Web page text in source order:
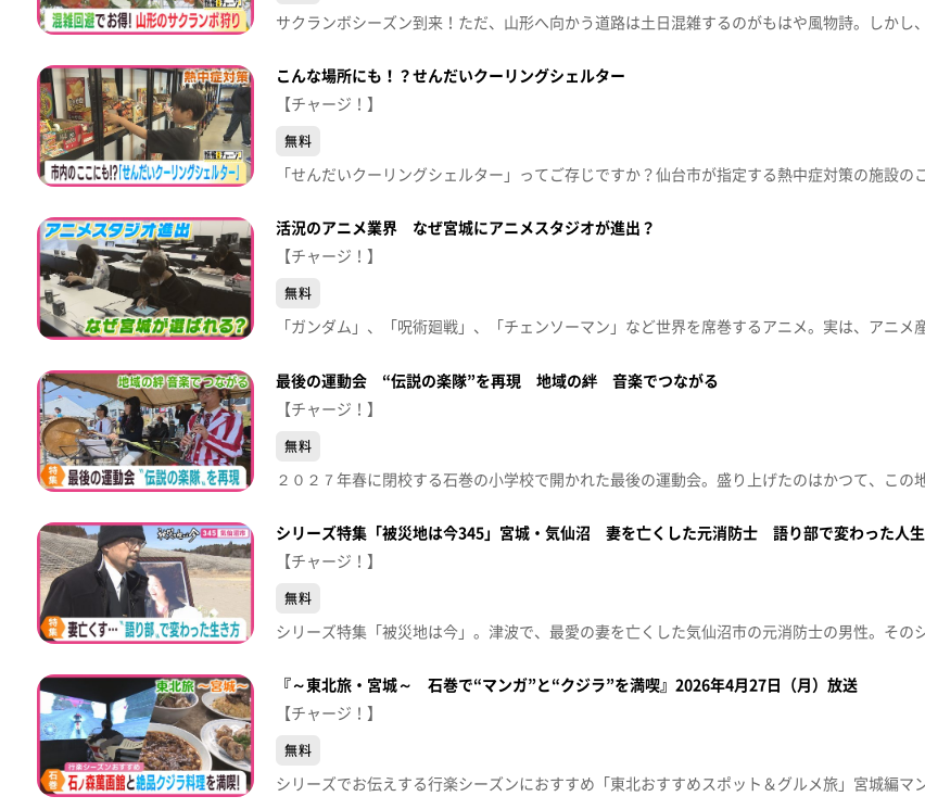
こんな場所にも！？せんだいクーリングシェルター
【チャージ！】
無料
活況のアニメ業界 なぜ宮城にアニメスタジオが進出？
【チャージ！】
無料
最後の運動会 “伝説の楽隊”を再現 地域の絆 音楽でつながる
【チャージ！】
無料
シリーズ特集「被災地は今345」宮城・気仙沼 妻を亡くした元消防士 語り部で変わった人生
【チャージ！】
無料
『～東北旅・宮城～ 石巻で“マンガ”と“クジラ”を満喫』2026年4月27日（月）放送
【チャージ！】
無料